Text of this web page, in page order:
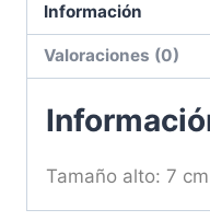
Información
Valoraciones (0)
Tamaño alto: 7 cm